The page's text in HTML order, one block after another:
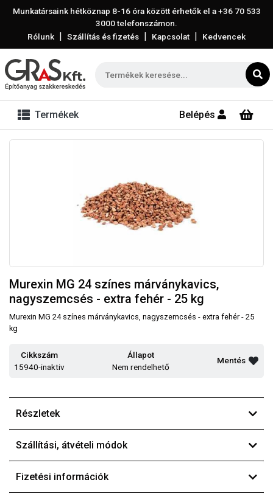
Munkatársaink hétköznap 8-16 óra között érhetők el a+36 70 533
3000telefonszámon.
Rólunk | Szállítás és fizetés | Kapcsolat | Kedvencek
Termékek Belépés
Murexin MG 24 színes márványkavics,
nagyszemcsés - extra fehér - 25 kg
Murexin MG 24 színes márványkavics, nagyszemcsés - extra fehér - 25
kg
Cikkszám
15940-inaktiv
Állapot
Nem rendelhető
Mentés
Részletek
Szállítási, átvételi módok
Fizetési információk